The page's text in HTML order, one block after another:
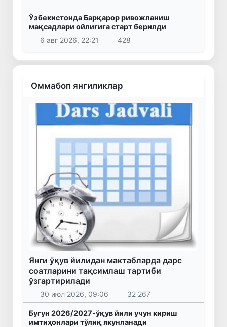
Ўзбекистонда Барқарор ривожланиш
мақсадлари ойлигига старт берилди
6 авг 2026, 22:21
428
Оммабоп янгиликлар
Янги ўқув йилидан мактабларда дарс
соатларини тақсимлаш тартиби
ўзгартирилади
30 июл 2026, 09:06 32 267
Бугун 2026/2027-ўқув йили учун кириш
имтиҳонлари тўлиқ якунланади